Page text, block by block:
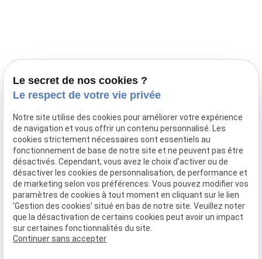
03 28 68 82 00
06 80 84 45 90
Adresse
10, chemin de Cassel
59470 BOLLEZEELE
Horaires
09:00 - 17:00
Lundi - Samedi
Le secret de nos cookies ?
Le respect de votre vie privée
Notre site utilise des cookies pour améliorer votre expérience
de navigation et vous offrir un contenu personnalisé. Les
cookies strictement nécessaires sont essentiels au
fonctionnement de base de notre site et ne peuvent pas être
désactivés. Cependant, vous avez le choix d'activer ou de
désactiver les cookies de personnalisation, de performance et
de marketing selon vos préférences. Vous pouvez modifier vos
paramètres de cookies à tout moment en cliquant sur le lien
'Gestion des cookies' situé en bas de notre site. Veuillez noter
que la désactivation de certains cookies peut avoir un impact
sur certaines fonctionnalités du site.
Continuer sans accepter